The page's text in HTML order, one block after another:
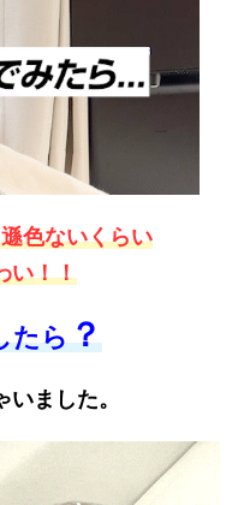
色ないくらい
い！！
たら？
ました。